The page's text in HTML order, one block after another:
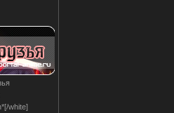
white]